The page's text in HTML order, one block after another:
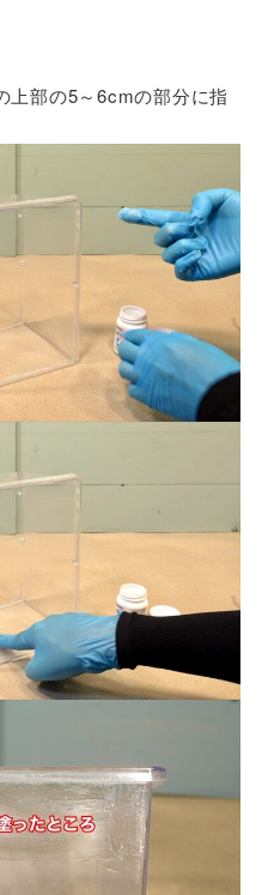
上部の5～6cmの部分に指